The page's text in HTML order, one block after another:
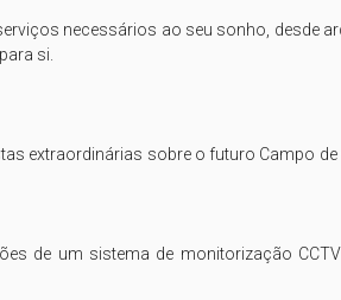
necessários ao seu sonho, desde
si.
extraordinárias sobre o futuro Campo
de um sistema de monitorização